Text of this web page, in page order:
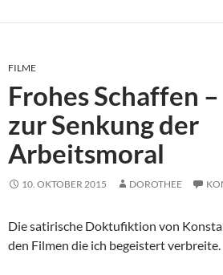
FILME
Frohes Schaffen
zur Senkung der
Arbeitsmoral
10. OKTOBER 2015 DOROTHEE
Die satirische Doktufiktion von
den Filmen die ich begeistert verbreite.